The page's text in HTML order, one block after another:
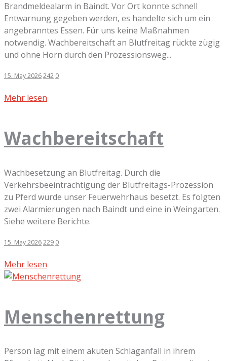
Brandmeldealarm in Baindt. Vor Ort konnte schnell
Entwarnung gegeben werden, es handelte sich um ein
angebranntes Essen. Für uns keine Maßnahmen
notwendig. Wachbereitschaft an Blutfreitag rückte zügig
und ohne Horn durch den Prozessionsweg...
15. May 2026242 0
Mehr lesen
Wachbereitschaft
Wachbesetzung an Blutfreitag. Durch die
Verkehrsbeeinträchtigung der Blutfreitags-Prozession
zu Pferd wurde unser Feuerwehrhaus besetzt. Es folgten
zwei Alarmierungen nach Baindt und eine in Weingarten.
Siehe weitere Berichte.
15. May 2026229 0
Mehr lesen
Menschenrettung
Person lag mit einem akuten Schlaganfall in ihrem